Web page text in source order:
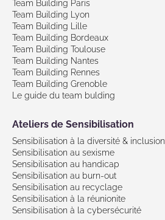
Team Building Paris
Team Building Lyon
Team Building Lille
Team Building Bordeaux
Team Building Toulouse
Team Building Nantes
Team Building Rennes
Team Building Grenoble
Le guide du team bulding
Ateliers de Sensibilisation
Sensibilisation à la diversité & inclusion
Sensibilisation au sexisme
Sensibilisation au handicap
Sensibilisation au burn-out
Sensibilisation au recyclage
Sensibilisation à la réunionite
Sensibilisation à la cybersécurité